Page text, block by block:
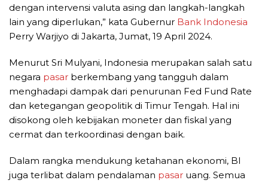
dengan intervensi valuta asing dan langkah-langkah
lain yang diperlukan,” kata Gubernur Bank Indonesia
Perry Warjiyo di Jakarta, Jumat, 19 April 2024.
Menurut Sri Mulyani, Indonesia merupakan salah satu
negara pasar berkembang yang tangguh dalam
menghadapi dampak dari penurunan Fed Fund Rate
dan ketegangan geopolitik di Timur Tengah. Hal ini
disokong oleh kebijakan moneter dan fiskal yang
cermat dan terkoordinasi dengan baik.
Dalam rangka mendukung ketahanan ekonomi, BI
juga terlibat dalam pendalaman pasar uang. Semua